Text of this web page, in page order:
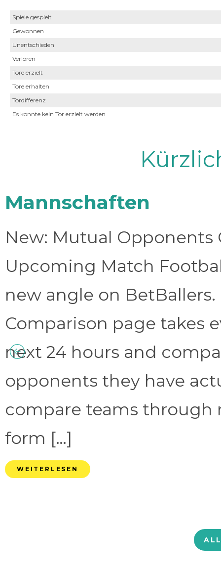
Spiele gespielt
Gewonnen
Unentschieden
Verloren
Tore erzielt
Tore erhalten
Tordifferenz
Es konnte kein Tor erzielt werden
Mannschaften
New: Mutual Opponents
Upcoming Match
new angle on
Comparison page takes
next 24 hours and
opponents they have
compare teams through
form […]
WEITERLESEN